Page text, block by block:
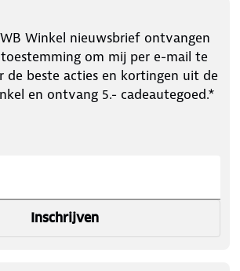
Winkel nieuwsbrief ontvangen
om mij per e-mail te
de beste acties en kortingen uit de
en ontvang 5.- cadeautegoed.*
Inschrijven